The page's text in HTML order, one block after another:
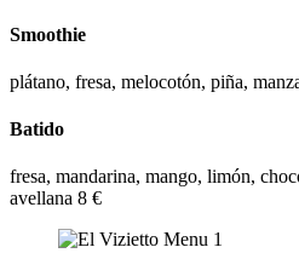
Smoothie
plátano, fresa, melocotón, piña,
Batido
fresa, mandarina, mango, limón,
avellana 8 €